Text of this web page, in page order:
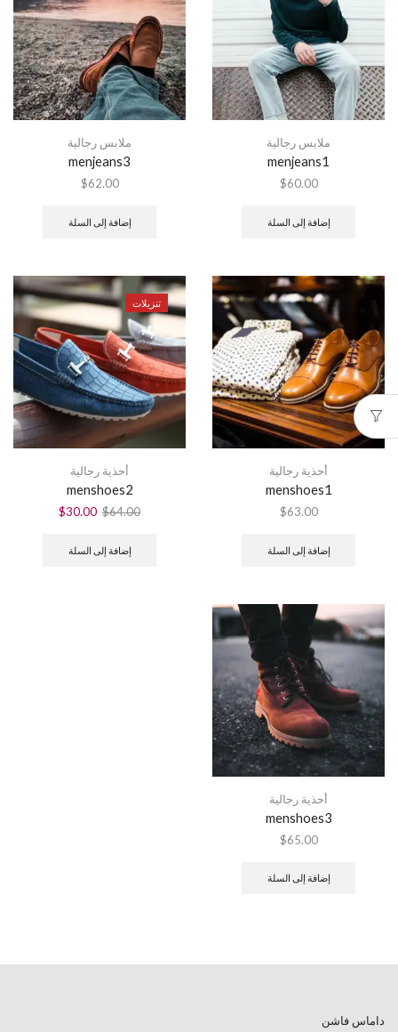
ملابس رجالية
menjeans1
$60.00
إضافة إلى السلة
ملابس رجالية
menjeans3
$62.00
إضافة إلى السلة
أحذية رجالية
menshoes1
$63.00
إضافة إلى السلة
تنزيلات
أحذية رجالية
menshoes2
$64.00
السعر
هو:
$30.00 السعر
إضافة إلى السلة
أحذية رجالية
menshoes3
$65.00
إضافة إلى السلة
داماس فاشن